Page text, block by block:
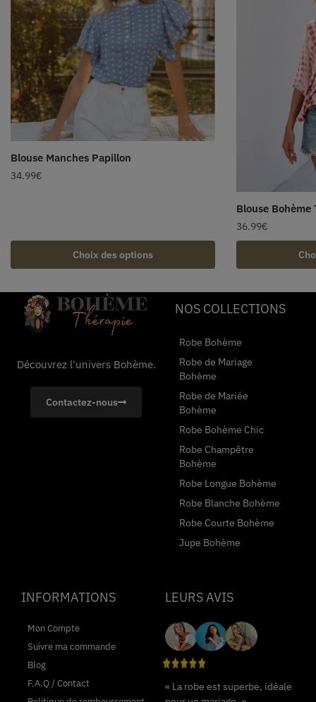
Blouse Manches Papillon
34.99€
Choix des options
Blouse Bohème
36.99€
Découvrez l'univers Bohème.
Contactez-nous
NOS COLLECTIONS
Robe Bohème
Robe de Mariage
Bohème
Robe de Mariée
Bohème
Robe Bohème Chic
Robe Champêtre
Bohème
Robe Longue Bohème
Robe Blanche Bohème
Robe Courte Bohème
Jupe Bohème
INFORMATIONS
Mon Compte
Suivre ma commande
Blog
F.A.Q / Contact
LEURS AVIS
« La robe est superbe, idéale